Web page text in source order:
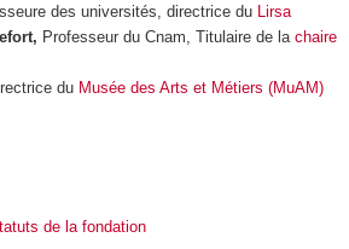
des universités, directrice du
Lirsa
Professeur du Cnam, Titulaire de la chaire
du Musée des Arts et Métiers (MuAM)
de la fondation